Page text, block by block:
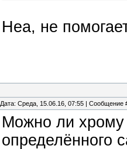
Неа, не
Дата: Среда, 15.06.16, 07:55 | Сообщение
Можно ли хрому
определённого